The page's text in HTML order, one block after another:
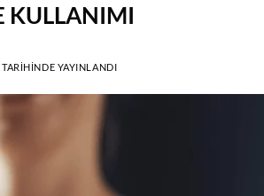
KULLANIMI
TARIHINDE YAYINLANDI